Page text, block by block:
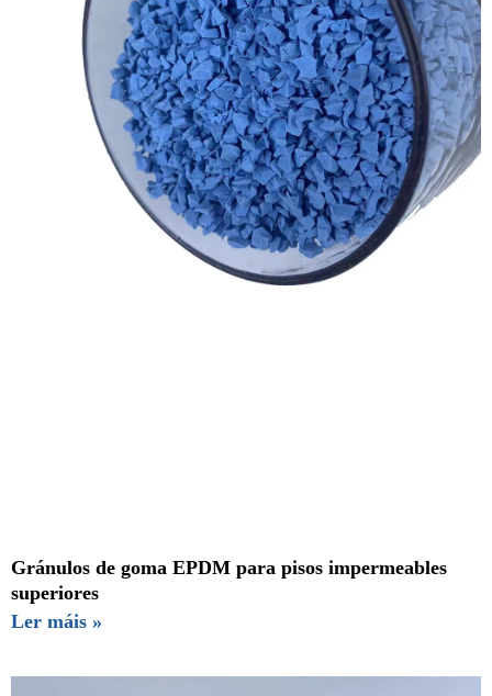
Gránulos de goma EPDM para pisos impermeables
superiores
Ler máis »